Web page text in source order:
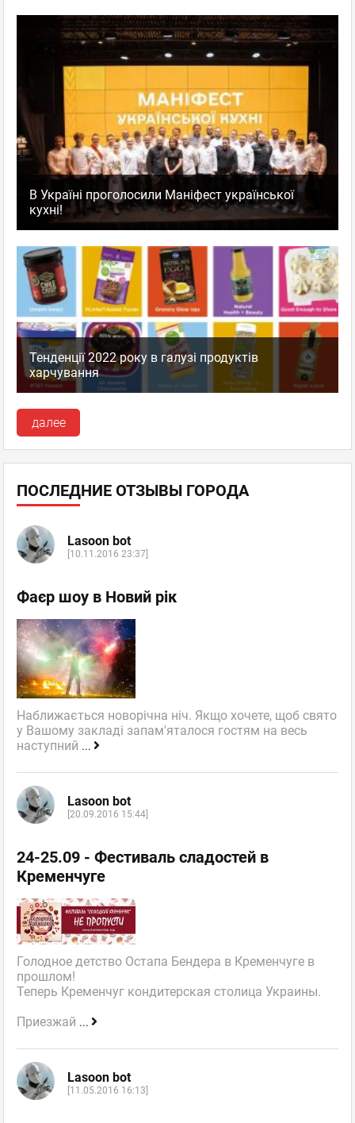
В Україні проголосили Маніфест української
кухні!
Тенденції 2022 року в галузі продуктів
харчування
далее
ПОСЛЕДНИЕ ОТЗЫВЫ ГОРОДА
Lasoon bot
[10.11.2016 23:37]
Фаєр шоу в Новий рік
Наближається новорічна ніч. Якщо хочете, щоб свято
у Вашому закладі запам'яталося гостям на весь
наступний ...
Lasoon bot
[20.09.2016 15:44]
24-25.09 - Фестиваль сладостей в
Кременчуге
Голодное детство Остапа Бендера в Кременчуге в
прошлом!
Теперь Кременчуг кондитерская столица Украины.
Приезжай ...
Lasoon bot
[11.05.2016 16:13]